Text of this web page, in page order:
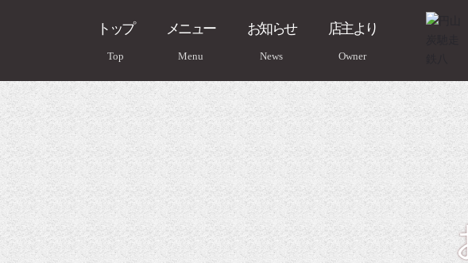
トップ
Top
メニュー
Menu
お知らせ
News
店主より
Owner